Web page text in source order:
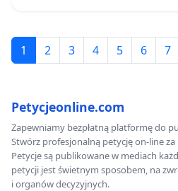
1 2 3 4 5 6 7
Petycjeonline.com
Zapewniamy bezpłatną platformę do
Stwórz profesjonalną petycję on-line
Petycje są publikowane w mediach
petycji jest świetnym sposobem, na
i organów decyzyjnych.